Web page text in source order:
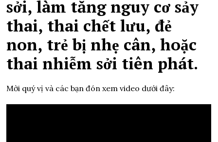
sởi, làm tăng nguy cơ sảy
thai, thai chết lưu, đẻ
non, trẻ bị nhẹ cân, hoặc
thai nhiễm sởi tiên phát.
Mời quý vị và các bạn đón xem video dưới đây: